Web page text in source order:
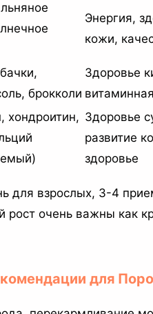
Энергия,
кожи,
брокколи
Здоровье
хондроитин, Здоровье
развитие
здоровье
для взрослых, 3-4
рост очень важны как
для